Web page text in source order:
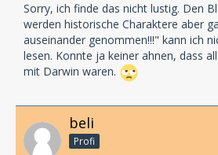
Sorry, ich finde das nicht lustig. Den
werden historische Charaktere aber
auseinander genommen!!!" kann ich
lesen. Konnte ja keiner ahnen, dass
mit Darwin waren.
beli
Profi